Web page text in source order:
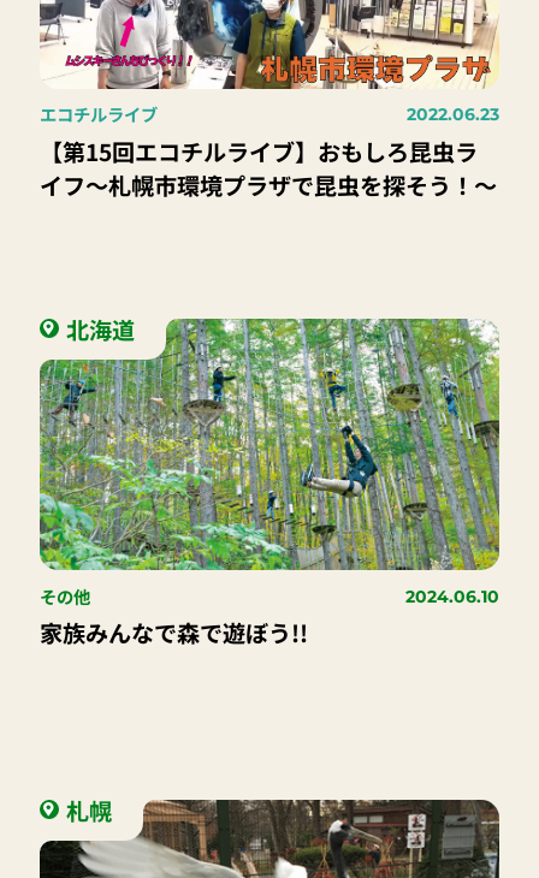
エコチルライブ 2022.06.23
【第15回エコチルライブ】おもしろ昆虫ラ
イフ〜札幌市環境プラザで昆虫を探そう！〜
北海道
その他 2024.06.10
家族みんなで森で遊ぼう!!
札幌